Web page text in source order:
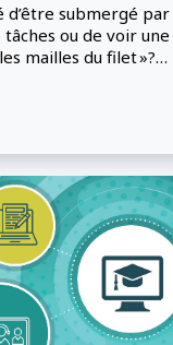
d’être submergé par
ou de voir une
mailles du filet »?